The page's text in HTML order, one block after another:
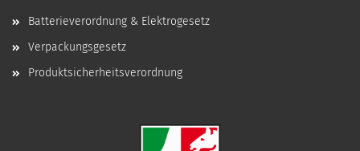
Batterieverordnung & Elektrogesetz
Verpackungsgesetz
Produktsicherheitsverordnung